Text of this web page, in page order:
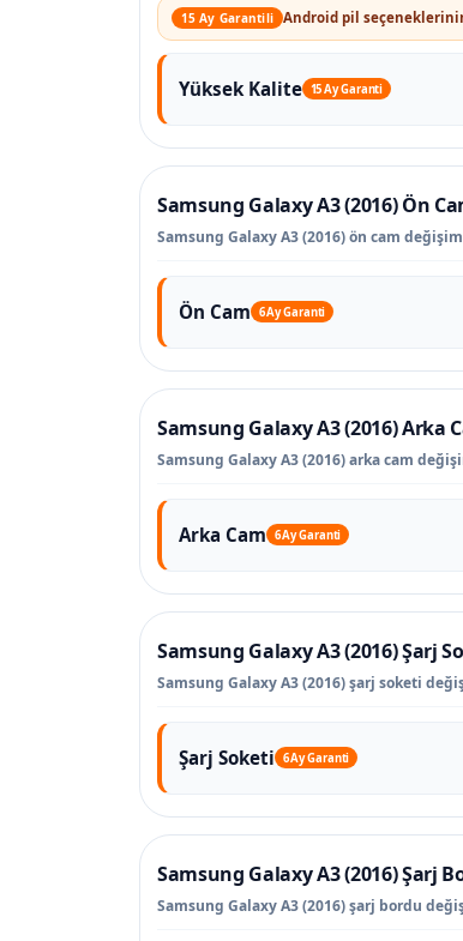
15 Ay Garantili Android pil
Yüksek Kalite 15 Ay Garanti
Samsung Galaxy A3 (2016) Ön
Samsung Galaxy A3 (2016) ön cam
Ön Cam 6 Ay Garanti
Samsung Galaxy A3 (2016) Arka
Samsung Galaxy A3 (2016) arka cam
Arka Cam 6 Ay Garanti
Samsung Galaxy A3 (2016) Şarj
Samsung Galaxy A3 (2016) şarj soketi
Şarj Soketi 6 Ay Garanti
Samsung Galaxy A3 (2016) Şarj
Samsung Galaxy A3 (2016) şarj bordu